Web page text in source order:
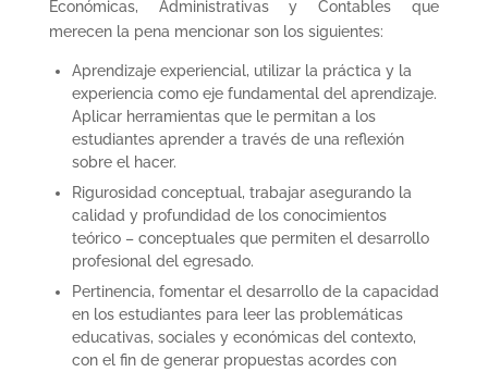
Económicas, Administrativas y Contables que
merecen la pena mencionar son los siguientes:
Aprendizaje experiencial, utilizar la práctica y la
experiencia como eje fundamental del aprendizaje.
Aplicar herramientas que le permitan a los
estudiantes aprender a través de una reflexión
sobre el hacer.
Rigurosidad conceptual, trabajar asegurando la
calidad y profundidad de los conocimientos
teórico – conceptuales que permiten el desarrollo
profesional del egresado.
Pertinencia, fomentar el desarrollo de la capacidad
en los estudiantes para leer las problemáticas
educativas, sociales y económicas del contexto,
con el fin de generar propuestas acordes con